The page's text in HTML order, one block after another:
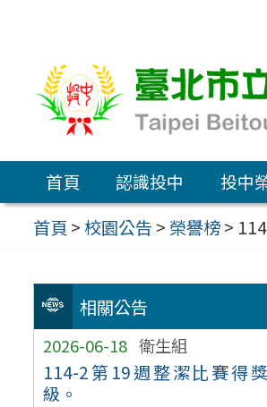
容
區
首頁 認識投中 投中
首頁 >校園公告 > 榮譽榜>
相關公告
2026-06-18 衛生組
114-2第19週整潔比賽得
級。